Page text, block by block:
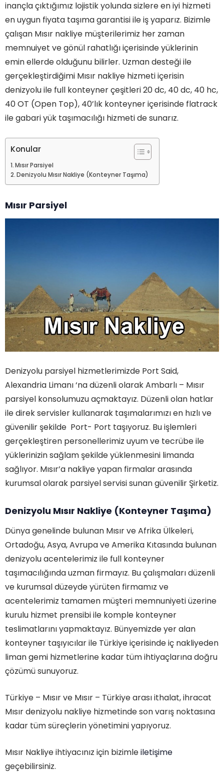
inançla çıktığımız lojistik yolunda sizlere en iyi hizmeti
en uygun fiyata taşıma garantisi ile iş yaparız. Bizimle
çalışan Mısır nakliye müşterilerimiz her zaman
memnuiyet ve gönül rahatlığı içerisinde yüklerinin
emin ellerde olduğunu bilirler. Uzman desteği ile
gerçekleştirdiğimi Mısır nakliye hizmeti içerisin
denizyolu ile full konteyner çeşitleri 20 dc, 40 dc, 40 hc,
40 OT (Open Top), 40’lık konteyner içerisinde flatrack
ile gabari yük taşımacılığı hizmeti de sunarız.
Konular
Mısır Parsiyel
Denizyolu Mısır Nakliye (Konteyner Taşıma)
Mısır Parsiyel
Denizyolu parsiyel hizmetlerimizde Port Said,
Alexandria Limanı ‘na düzenli olarak Ambarlı – Mısır
parsiyel konsolumuzu açmaktayız. Düzenli olan hatlar
ile direk servisler kullanarak taşımalarımızı en hızlı ve
güvenilir şekilde Port- Port taşıyoruz. Bu işlemleri
gerçekleştiren personellerimiz uyum ve tecrübe ile
yüklerinizin sağlam şekilde yüklenmesini limanda
sağlıyor. Mısır’a nakliye yapan firmalar arasında
kurumsal olarak parsiyel servisi sunan güvenilir Şirketiz.
Denizyolu Mısır Nakliye (Konteyner Taşıma)
Dünya genelinde bulunan Mısır ve Afrika Ülkeleri,
Ortadoğu, Asya, Avrupa ve Amerika Kıtasında bulunan
denizyolu acentelerimiz ile full konteyner
taşımacılığında uzman firmayız. Bu çalışmaları düzenli
ve kurumsal düzeyde yürüten firmamız ve
acentelerimiz tamamen müşteri memnuniyeti üzerine
kurulu hizmet prensibi ile komple konteyner
teslimatlarını yapmaktayız. Bünyemizde yer alan
konteyner taşıyıcılar ile Türkiye içerisinde iç nakliyeden
liman gemi hizmetlerine kadar tüm ihtiyaçlarına doğru
çözümü sunuyoruz.
Türkiye – Mısır ve Mısır – Türkiye arası ithalat, ihracat
Mısır denizyolu nakliye hizmetinde son varış noktasına
kadar tüm süreçlerin yönetimini yapıyoruz.
Mısır Nakliye ihtiyacınız için bizimleiletişime
geçebilirsiniz.